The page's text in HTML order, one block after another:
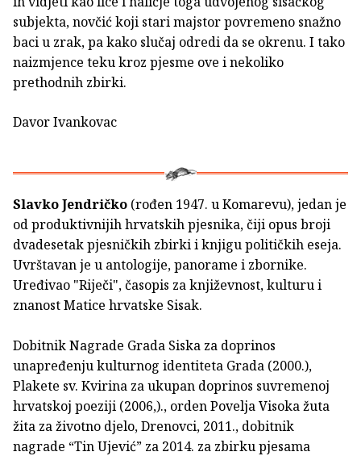
subjekta, novčić koji stari majstor povremeno snažno
baci u zrak, pa kako slučaj odredi da se okrenu. I tako
naizmjence teku kroz pjesme ove i nekoliko
prethodnih zbirki.
Davor Ivankovac
Slavko Jendričko (rođen 1947. u Komarevu), jedan je
od produktivnijih hrvatskih pjesnika, čiji opus broji
dvadesetak pjesničkih zbirki i knjigu političkih eseja.
Uvrštavan je u antologije, panorame i zbornike.
Uređivao "Riječi", časopis za književnost, kulturu i
znanost Matice hrvatske Sisak.
Dobitnik Nagrade Grada Siska za doprinos
unapređenju kulturnog identiteta Grada (2000.),
Plakete sv. Kvirina za ukupan doprinos suvremenoj
hrvatskoj poeziji (2006,)., orden Povelja Visoka žuta
žita za životno djelo, Drenovci, 2011., dobitnik
nagrade “Tin Ujević” za 2014. za zbirku pjesama